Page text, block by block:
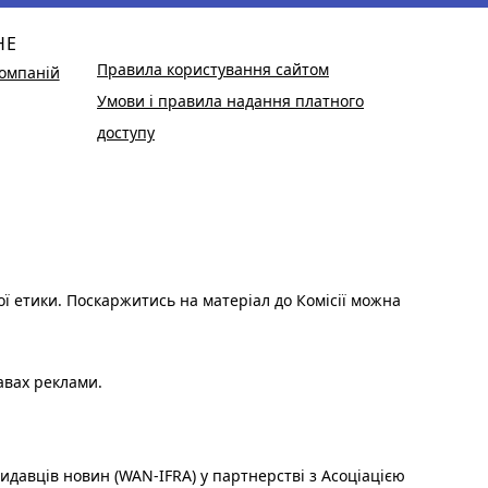
Правила користування сайтом
Умови і правила надання платного
доступу
етики. Поскаржитись на матеріал до Комісії можна
реклами.
новин (WAN-IFRA) у партнерстві з Асоціацією